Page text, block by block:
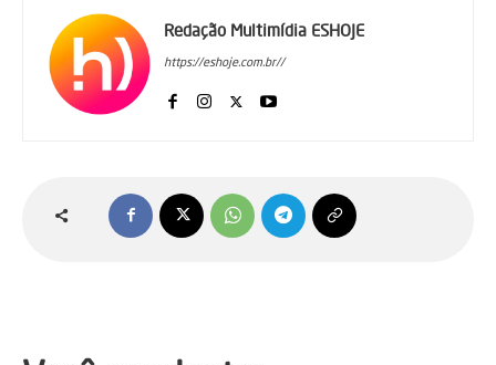
Redação Multimídia ESHOJE
https://eshoje.com.br//